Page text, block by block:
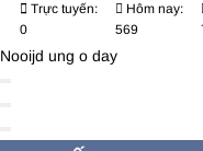
Trực tuyến:
0
Hôm nay:
569
Nooijd ung o day